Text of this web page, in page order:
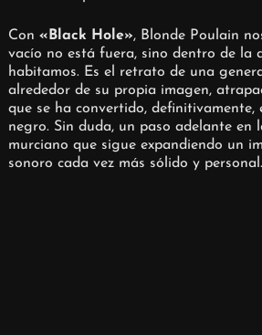
Con «Black Hole», Blonde Poulain
vacío no está fuera, sino dentro de la
habitamos. Es el retrato de una
alrededor de su propia imagen,
que se ha convertido, definitivamente,
negro. Sin duda, un paso adelante en
murciano que sigue expandiendo un
sonoro cada vez más sólido y personal.